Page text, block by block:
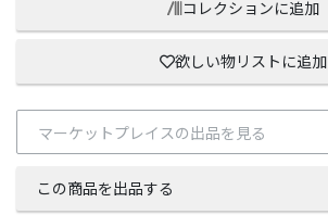
コレクションに追加
欲しい物リストに追加
マーケットプレイスの出品を見る
この商品を出品する